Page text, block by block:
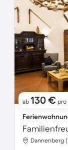
ab 130 € pro
Dannenberg